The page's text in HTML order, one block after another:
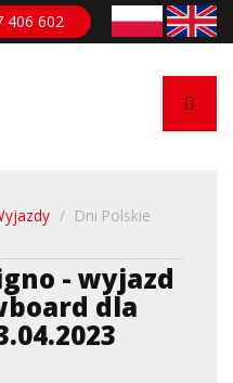
406 602
/ Dni Polskie
- wyjazd
dla